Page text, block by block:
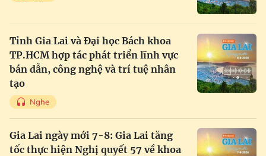
Tỉnh Gia Lai và Đại học Bách khoa
TP.HCM hợp tác phát triển lĩnh vực
bán dẫn, công nghệ và trí tuệ nhân
tạo
Nghe
Gia Lai ngày mới 7-8: Gia Lai tăng
tốc thực hiện Nghị quyết 57 về khoa